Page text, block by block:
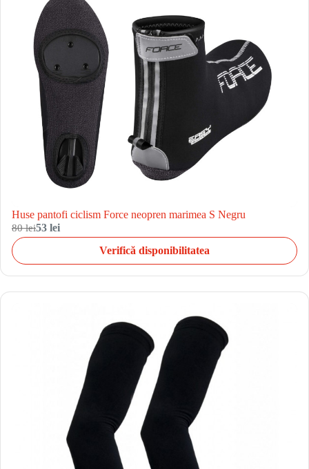
Huse pantofi ciclism Force neopren marimea S Negru
80 lei53 lei
Verifică disponibilitatea